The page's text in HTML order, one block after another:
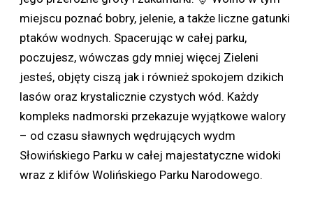
miejscu poznać bobry, jelenie, a także liczne gatunki
ptaków wodnych. Spacerując w całej parku,
poczujesz, wówczas gdy mniej więcej Zieleni
jesteś, objęty ciszą jak i również spokojem dzikich
lasów oraz krystalicznie czystych wód. Każdy
kompleks nadmorski przekazuje wyjątkowe walory
– od czasu sławnych wędrujących wydm
Słowińskiego Parku w całej majestatyczne widoki
wraz z klifów Wolińskiego Parku Narodowego.